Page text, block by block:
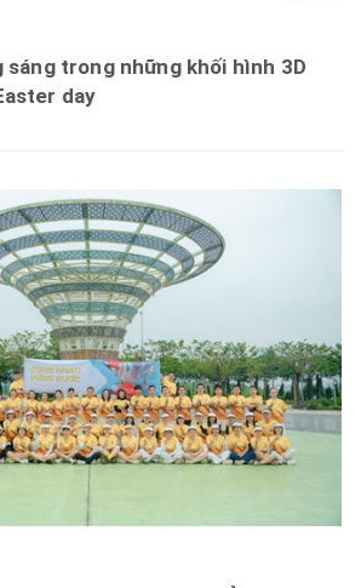
sáng trong những khối hình 3D
day